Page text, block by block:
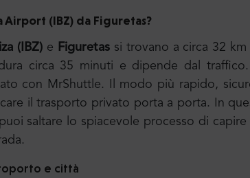
Airport (IBZ) da Figuretas?
(IBZ)e Figuretassi trovano a circa 32
circa 35 minuti e dipende dal
con MrShuttle. Il modo più rapido,
il trasporto privato porta a porta. In
saltare lo spiacevole processo di
e città